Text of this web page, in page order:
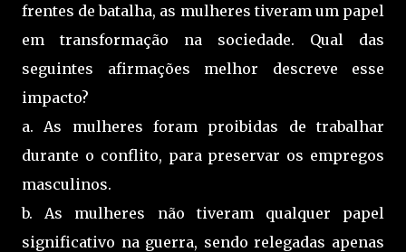
frentes de batalha, as mulheres tiveram um papel
em transformação na sociedade. Qual das
seguintes afirmações melhor descreve esse
impacto?
a. As mulheres foram proibidas de trabalhar
durante o conflito, para preservar os empregos
masculinos.
b. As mulheres não tiveram qualquer papel
significativo na guerra, sendo relegadas apenas